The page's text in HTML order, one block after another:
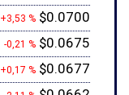
+3,53 % $0.0700
-0,21 % $0.0675
+0,17 % $0.0677